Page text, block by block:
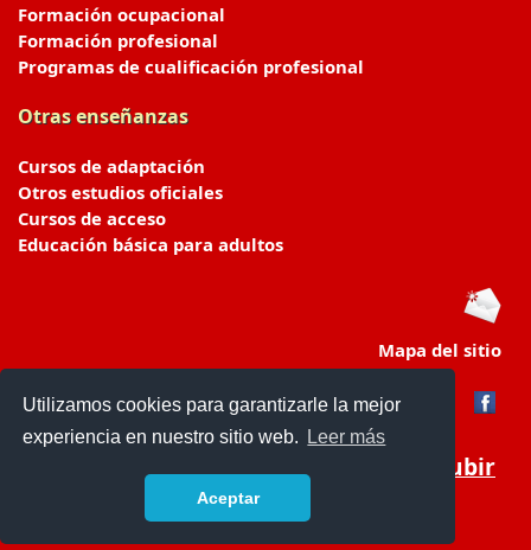
Utilizamos cookies para garantizarle la mejor
experiencia en nuestro sitio web.
Leer más
Aceptar
Formación ocupacional
Formación profesional
Programas de cualificación profesional
Otras enseñanzas
Cursos de adaptación
Otros estudios oficiales
Cursos de acceso
Educación básica para adultos
Mapa del sitio
Subir